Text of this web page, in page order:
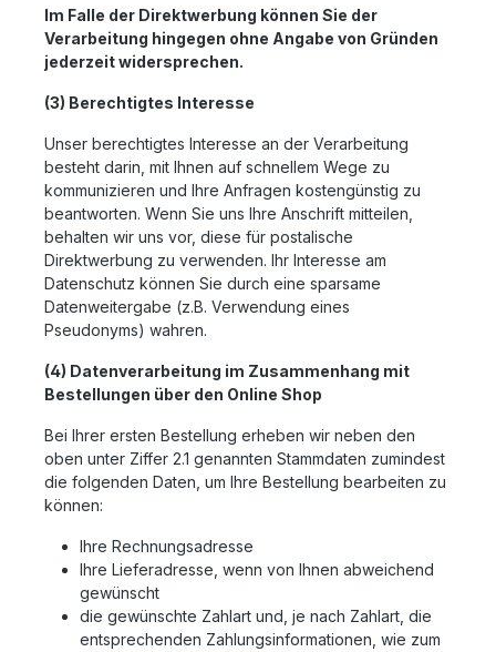
Im Falle der Direktwerbung können Sie der
Verarbeitung hingegen ohne Angabe von Gründen
jederzeit widersprechen.
(3) Berechtigtes Interesse
Unser berechtigtes Interesse an der Verarbeitung
besteht darin, mit Ihnen auf schnellem Wege zu
kommunizieren und Ihre Anfragen kostengünstig zu
beantworten. Wenn Sie uns Ihre Anschrift mitteilen,
behalten wir uns vor, diese für postalische
Direktwerbung zu verwenden. Ihr Interesse am
Datenschutz können Sie durch eine sparsame
Datenweitergabe (z.B. Verwendung eines
Pseudonyms) wahren.
(4) Datenverarbeitung im Zusammenhang mit
Bestellungen über den Online Shop
Bei Ihrer ersten Bestellung erheben wir neben den
oben unter Ziffer 2.1 genannten Stammdaten zumindest
die folgenden Daten, um Ihre Bestellung bearbeiten zu
können:
Ihre Rechnungsadresse
Ihre Lieferadresse, wenn von Ihnen abweichend
gewünscht
die gewünschte Zahlart und, je nach Zahlart, die
entsprechenden Zahlungsinformationen, wie zum